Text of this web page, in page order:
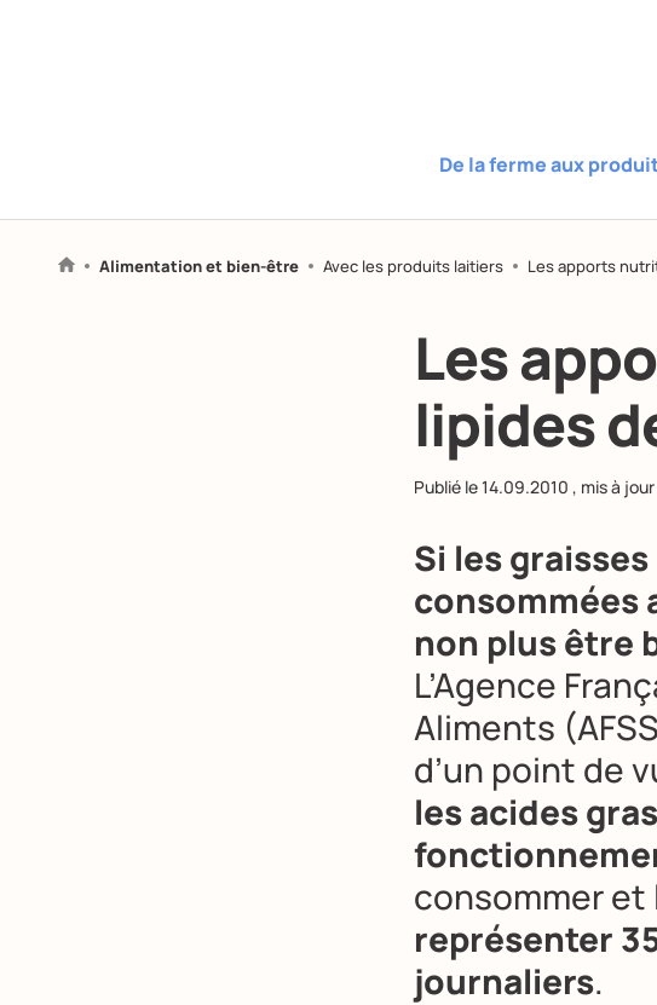
De la ferme aux
Alimentation et bien-être Avec les produits laitiers Les apports
Les
lipides
Publié le14.09.2010 , mis à
Si les
consommées
non plus être
L’Agence
Aliments
d’un point de
les acides
consommer et
représenter
journaliers.